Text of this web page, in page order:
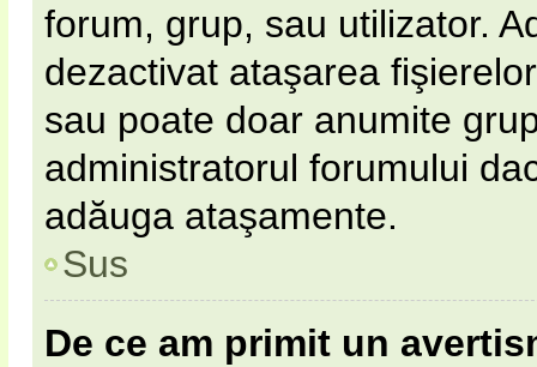
forum, grup, sau utilizator.
dezactivat ataşarea
sau poate doar anumite
administratorul forumului
adăuga ataşamente.
Sus
De ce am primit un